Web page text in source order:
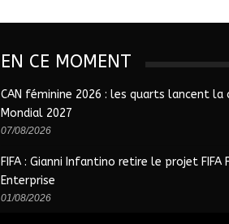
EN CE MOMENT
CAN féminine 2026 : les quarts lancent la
Mondial 2027
07/08/2026
FIFA : Gianni Infantino retire le projet FIFA
Enterprise
01/08/2026